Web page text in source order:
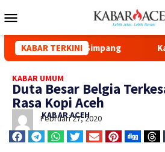
KABAR TERKINI
Kuala Simpang
KABAR UMUM
Duta Besar Belgia
Rasa Kopi Aceh
KABAR ACEH
Februari 27, 2020